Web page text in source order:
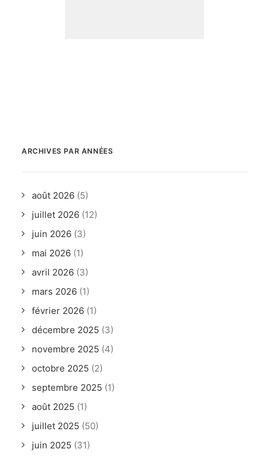
ARCHIVES PAR ANNÉES
août 2026 (5)
juillet 2026 (12)
juin 2026 (3)
mai 2026 (1)
avril 2026 (3)
mars 2026 (1)
février 2026 (1)
décembre 2025 (3)
novembre 2025 (4)
octobre 2025 (2)
septembre 2025 (1)
août 2025 (1)
juillet 2025 (50)
juin 2025 (31)